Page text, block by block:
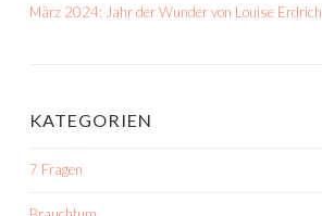
März 2024: Jahr der Wunder von Louise Erdrich
KATEGORIEN
7 Fragen